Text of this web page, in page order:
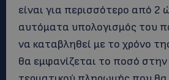
είναι για περισσότερο από 2
αυτόματα υπολογισμός του
να καταβληθεί με το χρόνο
θα εμφανίζεται το ποσό